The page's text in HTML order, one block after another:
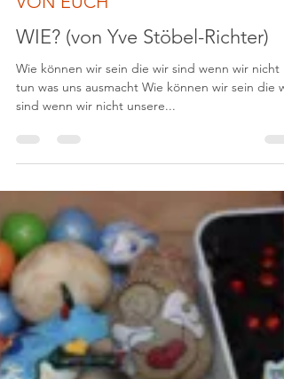
25. Mai 2025
VON EUCH
WIE? (von Yve Stöbel-Richter)
Wie können wir sein die wir sind wenn wir nicht